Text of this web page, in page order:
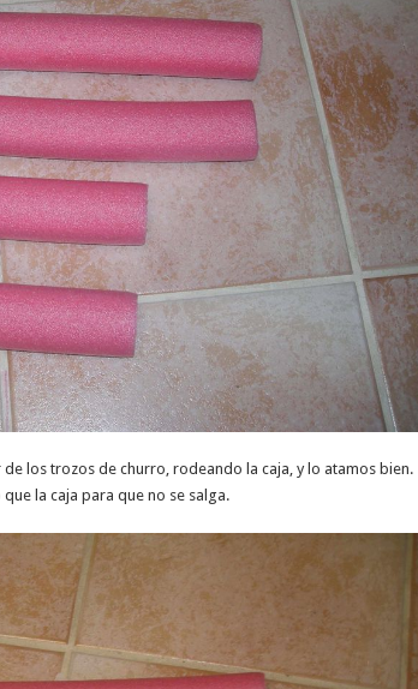
los trozos de churro, rodeando la caja, y lo atamos bien.
la caja para que no se salga.